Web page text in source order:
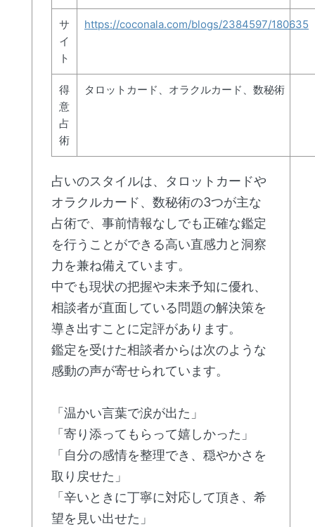
サ
イ
ト
https://coconala.com/blogs/2384597/180635
得
意
占
術
タロットカード、オラクルカード、数秘術
占いのスタイルは、タロットカードや
オラクルカード、数秘術の3つが主な
占術で、事前情報なしでも正確な鑑定
を行うことができる高い直感力と洞察
力を兼ね備えています。
中でも現状の把握や未来予知に優れ、
相談者が直面している問題の解決策を
導き出すことに定評があります。
鑑定を受けた相談者からは次のような
感動の声が寄せられています。
「温かい言葉で涙が出た」
「寄り添ってもらって嬉しかった」
「自分の感情を整理でき、穏やかさを
取り戻せた」
「辛いときに丁寧に対応して頂き、希
望を見い出せた」